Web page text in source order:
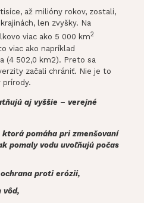
až milióny rokov, zostali,
len zvyšky. Na
viac ako 5 000 km2
viac ako napríklad
(4 502,0 km2). Preto sa
začali chrániť. Nie je to
prírody.
aj vyššie – verejné
pomáha pri zmenšovaní
pomaly vodu uvoľňujú počas
proti erózii,
vôd,